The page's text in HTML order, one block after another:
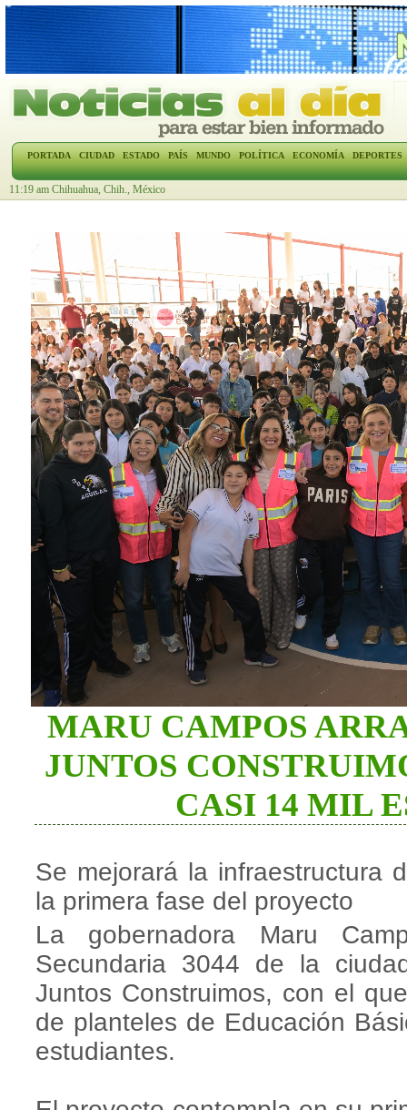
PORTADA CIUDAD ESTADO PAÍS MUNDO POLÍTICA ECONOMÍA DEPORTES
11:19 am Chihuahua, Chih., México
MARU CAMPOS
JUNTOS
CASI 14 MIL
Se mejorará la infraestructura
la primera fase del proyecto
La gobernadora Maru
Secundaria 3044 de la
Juntos Construimos, con el
de planteles de Educación
estudiantes.